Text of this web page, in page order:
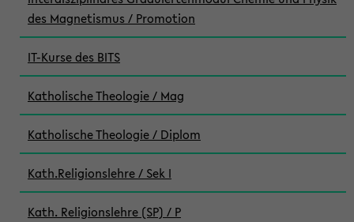
des Magnetismus / Promotion
IT-Kurse des BITS
Katholische Theologie / Mag
Katholische Theologie / Diplom
Kath.Religionslehre / Sek I
Kath. Religionslehre (SP) / P